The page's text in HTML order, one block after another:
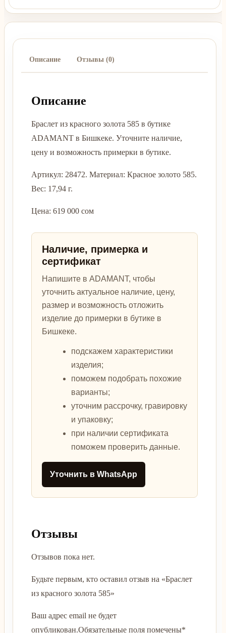
Описание Отзывы (0)
Описание
Браслет из красного золота 585 в бутике
ADAMANT в Бишкеке. Уточните наличие,
цену и возможность примерки в бутике.
Артикул: 28472. Материал: Красное золото 585.
Вес: 17,94 г.
Цена: 619 000 сом
Наличие, примерка и
сертификат
Напишите в ADAMANT, чтобы
уточнить актуальное наличие, цену,
размер и возможность отложить
изделие до примерки в бутике в
Бишкеке.
подскажем характеристики
изделия;
поможем подобрать похожие
варианты;
уточним рассрочку, гравировку
и упаковку;
при наличии сертификата
поможем проверить данные.
Уточнить в WhatsApp
Отзывы
Отзывов пока нет.
Будьте первым, кто оставил отзыв на «Браслет
из красного золота 585»
Ваш адрес email не будет
опубликован.Обязательные поля помечены*